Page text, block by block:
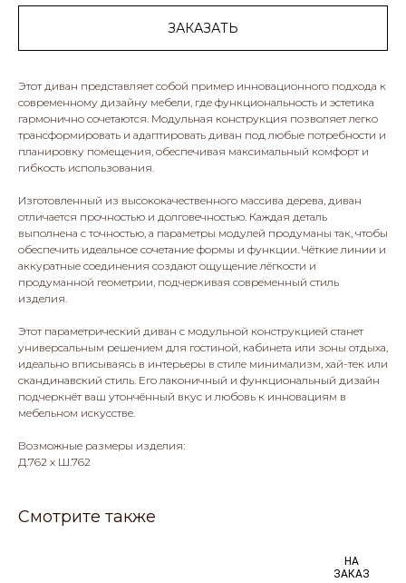
ЗАКАЗАТЬ
Этот диван представляет собой пример инновационного подхода к
современному дизайну мебели, где функциональность и эстетика
гармонично сочетаются. Модульная конструкция позволяет легко
трансформировать и адаптировать диван под любые потребности и
планировку помещения, обеспечивая максимальный комфорт и
гибкость использования.
Изготовленный из высококачественного массива дерева, диван
отличается прочностью и долговечностью. Каждая деталь
выполнена с точностью, а параметры модулей продуманы так, чтобы
обеспечить идеальное сочетание формы и функции. Чёткие линии и
аккуратные соединения создают ощущение лёгкости и
продуманной геометрии, подчеркивая современный стиль
изделия.
Этот параметрический диван с модульной конструкцией станет
универсальным решением для гостиной, кабинета или зоны отдыха,
идеально вписываясь в интерьеры в стиле минимализм, хай-тек или
скандинавский стиль. Его лаконичный и функциональный дизайн
подчеркнёт ваш утончённый вкус и любовь к инновациям в
мебельном искусстве.
Возможные размеры изделия:
Д.762 х Ш.762
Смотрите также
НА
ЗАКАЗ